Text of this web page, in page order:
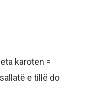
karoten =
e tillë do